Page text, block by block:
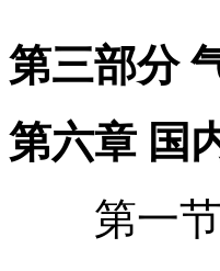
第三部分
第六章 国
第一节